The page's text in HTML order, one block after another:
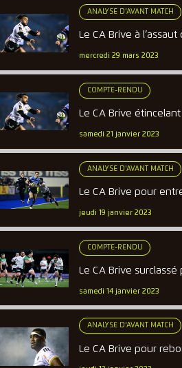
ANALYSE D'AVANT MATCH
Le CA Brive à l’assaut
mercredi 29 mars 2023
COMPTE-RENDU
Le CA Brive
samedi 21 janvier 2023
ANALYSE D'AVANT MATCH
Le CA Brive pour
jeudi 19 janvier 2023
COMPTE-RENDU
Le CA Brive surclassé
samedi 14 janvier 2023
ANALYSE D'AVANT MATCH
Le CA Brive pour